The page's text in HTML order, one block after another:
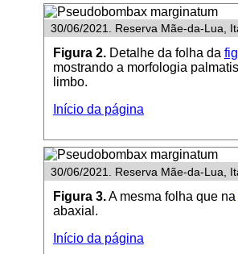
30/06/2021. Reserva Mãe-da-Lua,
Figura 2.Detalhe da folha da
mostrando a morfologia
limbo.
Início da página
30/06/2021. Reserva Mãe-da-Lua,
Figura 3.A mesma folha que na
abaxial.
Início da página